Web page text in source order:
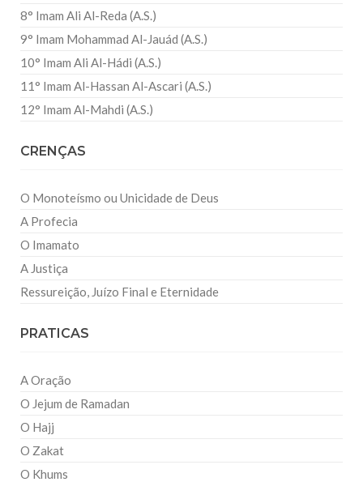
8° Imam Ali Al-Reda (A.S.)
9° Imam Mohammad Al-Jauád (A.S.)
10° Imam Ali Al-Hádi (A.S.)
11° Imam Al-Hassan Al-Ascari (A.S.)
12° Imam Al-Mahdi (A.S.)
CRENÇAS
O Monoteísmo ou Unicidade de Deus
A Profecia
O Imamato
A Justiça
Ressureição, Juízo Final e Eternidade
PRATICAS
A Oração
O Jejum de Ramadan
O Hajj
O Zakat
O Khums